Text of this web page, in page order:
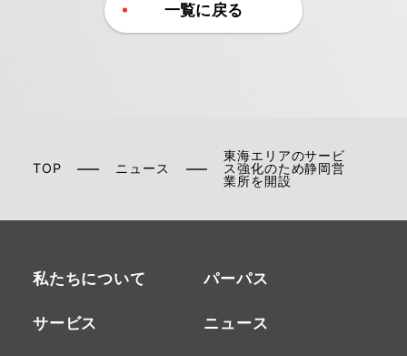
一覧に戻る
TOP ニュース
東海エリアのサービ
ス強化のため静岡営
業所を開設
私たちについて パーパス
サービス ニュース